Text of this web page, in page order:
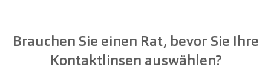
Brauchen Sie einen Rat, bevor Sie Ihre
Kontaktlinsen auswählen?